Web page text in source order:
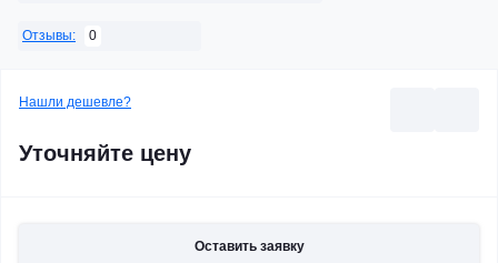
Отзывы: 0
Нашли дешевле?
Уточняйте цену
Оставить заявку